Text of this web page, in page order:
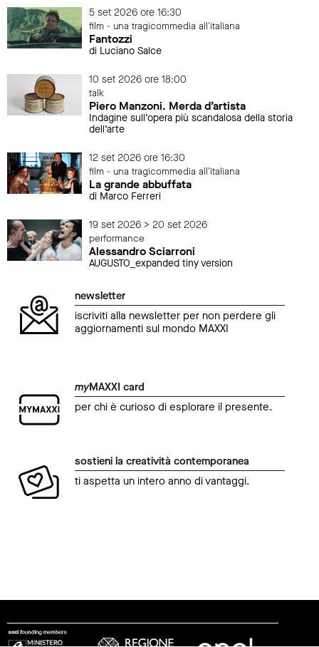
5 set 2026 ore 16:30
film - una tragicommedia all'italiana
Fantozzi
di Luciano Salce
10 set 2026 ore 18:00
talk
Piero Manzoni. Merda d’artista
Indagine sull’opera più scandalosa della storia
dell’arte
12 set 2026 ore 16:30
film - una tragicommedia all'italiana
La grande abbuffata
di Marco Ferreri
19 set 2026 > 20 set 2026
performance
Alessandro Sciarroni
AUGUSTO_expanded tiny version
newsletter
iscriviti alla newsletter per non perdere gli
aggiornamenti sul mondo MAXXI
myMAXXI card
per chi è curioso di esplorare il presente.
sostieni la creatività contemporanea
ti aspetta un intero anno di vantaggi.